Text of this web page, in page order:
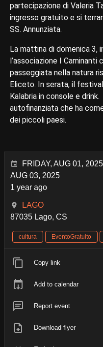
partecipazione di Valeria
ingresso gratuito e si
SS. Annunziata.
La mattina di domenica 3,
l’associazione I Caminanti
passeggiata nella natura
Eliceto. In serata, il
Kalabria in console e
autofinanziata che ha
dei piccoli paesi.
FRIDAY, AUG 01,
AUG 03, 2025
1 year ago
LAGO
87035 Lago, CS
cultura EventoGratuito
Copy link
Add to calendar
Report event
Download flyer